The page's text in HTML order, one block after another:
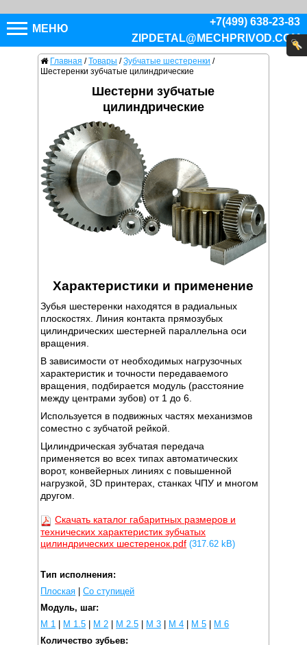
МЕНЮ
+7(499) 638-23-83
ZIPDETAL@MECHPRIVOD.COM
Главная / Товары / Зубчатые шестеренки /
Шестеренки зубчатые цилиндрические
Шестерни зубчатые
цилиндрические
Характеристики и применение
Зубья шестеренки находятся в радиальных
плоскостях. Линия контакта прямозубых
цилиндрических шестерней параллельна оси
вращения.
В зависимости от необходимых нагрузочных
характеристик и точности передаваемого
вращения, подбирается модуль (расстояние
между центрами зубов) от 1 до 6.
Используется в подвижных частях механизмов
соместно с зубчатой рейкой.
Цилиндрическая зубчатая передача
применяется во всех типах автоматических
ворот, конвейерных линиях с повышенной
нагрузкой, 3D принтерах, станках ЧПУ и многом
другом.
Скачать каталог габаритных размеров и
технических характеристик зубчатых
цилиндрических шестеренок.pdf (317.62 kB)
Тип исполнения:
Плоская |Со ступицей
Модуль, шаг:
M 1
M 1.5 M 2 M 2.5 M 3 M 4 M 5
M 6
Количество зубьев: